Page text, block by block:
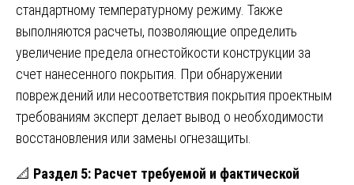
стандартному температурному режиму. Также
выполняются расчеты, позволяющие определить
увеличение предела огнестойкости конструкции за
счет нанесенного покрытия. При обнаружении
повреждений или несоответствия покрытия проектным
требованиям эксперт делает вывод о необходимости
восстановления или замены огнезащиты.
📐 Раздел 5: Расчет требуемой и фактической